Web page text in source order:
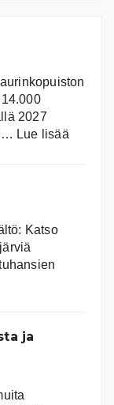
2027
Lue lisää:
Katso
ja